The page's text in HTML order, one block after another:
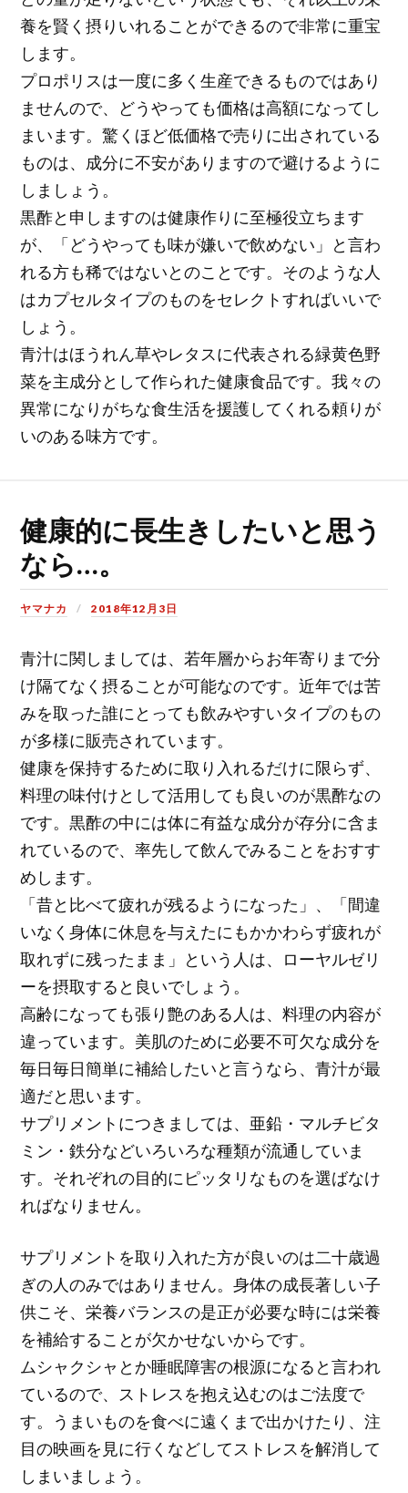
養を賢く摂りいれることができるので非常に重宝
します。
プロポリスは一度に多く生産できるものではあり
ませんので、どうやっても価格は高額になってし
まいます。驚くほど低価格で売りに出されている
ものは、成分に不安がありますので避けるように
しましょう。
黒酢と申しますのは健康作りに至極役立ちます
が、「どうやっても味が嫌いで飲めない」と言わ
れる方も稀ではないとのことです。そのような人
はカプセルタイプのものをセレクトすればいいで
しょう。
青汁はほうれん草やレタスに代表される緑黄色野
菜を主成分として作られた健康食品です。我々の
異常になりがちな食生活を援護してくれる頼りが
いのある味方です。
健康的に長生きしたいと思う
なら…。
ヤマナカ 2018年12月3日
青汁に関しましては、若年層からお年寄りまで分
け隔てなく摂ることが可能なのです。近年では苦
みを取った誰にとっても飲みやすいタイプのもの
が多様に販売されています。
健康を保持するために取り入れるだけに限らず、
料理の味付けとして活用しても良いのが黒酢なの
です。黒酢の中には体に有益な成分が存分に含ま
れているので、率先して飲んでみることをおすす
めします。
「昔と比べて疲れが残るようになった」、「間違
いなく身体に休息を与えたにもかかわらず疲れが
取れずに残ったまま」という人は、ローヤルゼリ
ーを摂取すると良いでしょう。
高齢になっても張り艶のある人は、料理の内容が
違っています。美肌のために必要不可欠な成分を
毎日毎日簡単に補給したいと言うなら、青汁が最
適だと思います。
サプリメントにつきましては、亜鉛・マルチビタ
ミン・鉄分などいろいろな種類が流通していま
す。それぞれの目的にピッタリなものを選ばなけ
ればなりません。
サプリメントを取り入れた方が良いのは二十歳過
ぎの人のみではありません。身体の成長著しい子
供こそ、栄養バランスの是正が必要な時には栄養
を補給することが欠かせないからです。
ムシャクシャとか睡眠障害の根源になると言われ
ているので、ストレスを抱え込むのはご法度で
す。うまいものを食べに遠くまで出かけたり、注
目の映画を見に行くなどしてストレスを解消して
しまいましょう。